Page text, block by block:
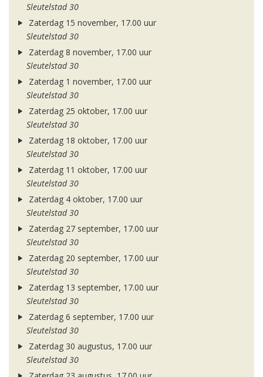
Sleutelstad 30
Zaterdag 15 november, 17.00 uur
Sleutelstad 30
Zaterdag 8 november, 17.00 uur
Sleutelstad 30
Zaterdag 1 november, 17.00 uur
Sleutelstad 30
Zaterdag 25 oktober, 17.00 uur
Sleutelstad 30
Zaterdag 18 oktober, 17.00 uur
Sleutelstad 30
Zaterdag 11 oktober, 17.00 uur
Sleutelstad 30
Zaterdag 4 oktober, 17.00 uur
Sleutelstad 30
Zaterdag 27 september, 17.00 uur
Sleutelstad 30
Zaterdag 20 september, 17.00 uur
Sleutelstad 30
Zaterdag 13 september, 17.00 uur
Sleutelstad 30
Zaterdag 6 september, 17.00 uur
Sleutelstad 30
Zaterdag 30 augustus, 17.00 uur
Sleutelstad 30